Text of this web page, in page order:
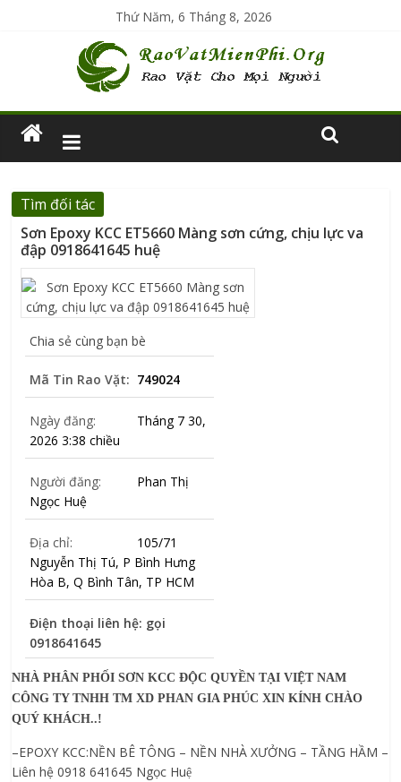
Thứ Năm, 6 Tháng 8, 2026
Tìm đối tác
Sơn Epoxy KCC ET5660 Màng sơn cứng, chịu lực va
đập 0918641645 huệ
Chia sẻ cùng bạn bè
Mã Tin Rao Vặt: 749024
Ngày đăng:
Tháng 7 30,
2026 3:38 chiều
Người đăng:
Phan Thị
Ngọc Huệ
Địa chỉ:
105/71
Nguyễn Thị Tú, P Bình Hưng
Hòa B, Q Bình Tân, TP HCM
Điện thoại liên hệ: gọi
0918641645
NHÀ PHÂN PHỐI SƠN KCC ĐỘC QUYỀN TẠI VIỆT NAM
CÔNG TY TNHH TM XD PHAN GIA PHÚC XIN KÍNH CHÀO
QUÝ KHÁCH..!
–EPOXY KCC:NỀN BÊ TÔNG – NỀN NHÀ XƯỞNG – TẦNG HẦM –
Liên hệ 0918 641645 Ngọc Huệ